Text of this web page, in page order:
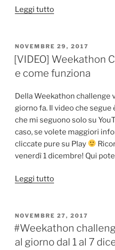
Leggi tutto“#Weekathon
di
un’esperienza”
PUBBLICATO
IL
NOVEMBRE 29, 2017
[VIDEO] Weekathon
e come funziona
Della Weekathon challenge
giorno fa. Il video che
che mi seguono solo su
caso, se volete maggiori
cliccate pure su Play
venerdì 1 dicembre! Qui
Leggi tutto“[VIDEO]
che
cos’è
PUBBLICATO
IL
NOVEMBRE 27, 2017
#Weekathon
al giorno dal 1 al 7